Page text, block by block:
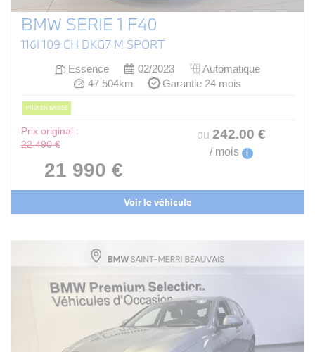
BMW SERIE 1 F40
116I 109 CH DKG7 M SPORT
Essence 02/2023
Automatique
47 504km
Garantie 24 mois
PRIX EN BAISSE
Prix original :
22 490 €
21 990 €
ou 242.00 €
/ mois i
Voir le véhicule